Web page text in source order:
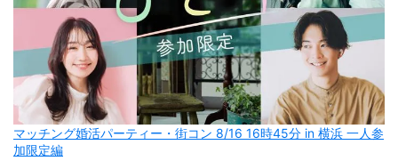
マッチング婚活パーティー・街コン 8/16 16時45分 in 横浜 一人参
加限定編